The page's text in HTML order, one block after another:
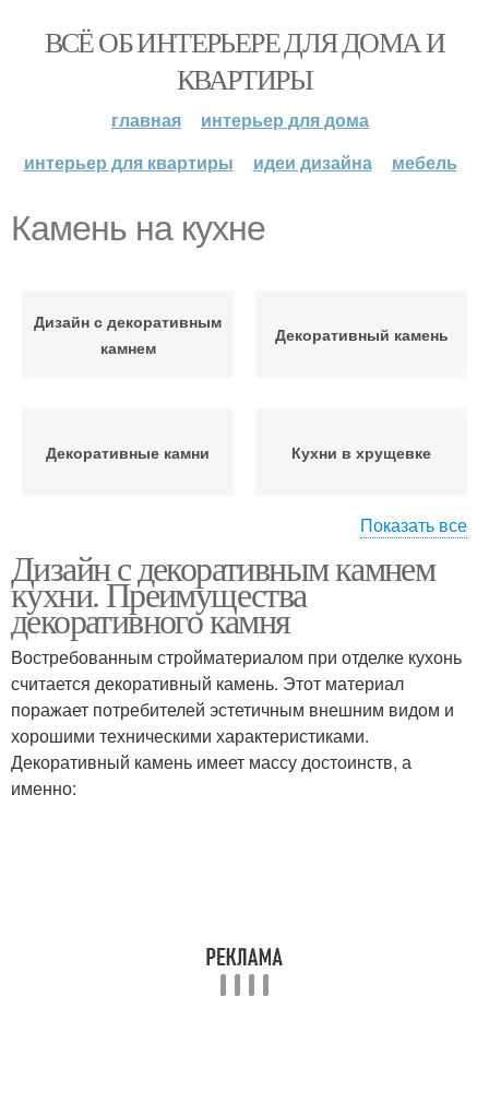
ВСЁ ОБ ИНТЕРЬЕРЕ ДЛЯ ДОМА И
КВАРТИРЫ
главная
интерьер для дома
интерьер для квартиры
идеи дизайна мебель
Камень на кухне
Дизайн с декоративным
камнем
Декоративный камень
Декоративные камни Кухни в хрущевке
Камень в интерьере Кухни с камнем
Кухни с элементами Искусственные камни
Показать все
Дизайн с декоративным камнем
кухни. Преимущества
декоративного камня
Востребованным стройматериалом при отделке кухонь
считается декоративный камень. Этот материал
поражает потребителей эстетичным внешним видом и
хорошими техническими характеристиками.
Декоративный камень имеет массу достоинств, а
именно: